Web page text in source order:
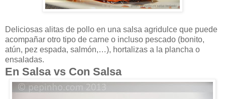
Deliciosas alitas de pollo en una salsa agridulce que puede
acompañar otro tipo de carne o incluso pescado (bonito,
atún, pez espada, salmón,…), hortalizas a la plancha o
ensaladas.
En Salsa vs Con Salsa